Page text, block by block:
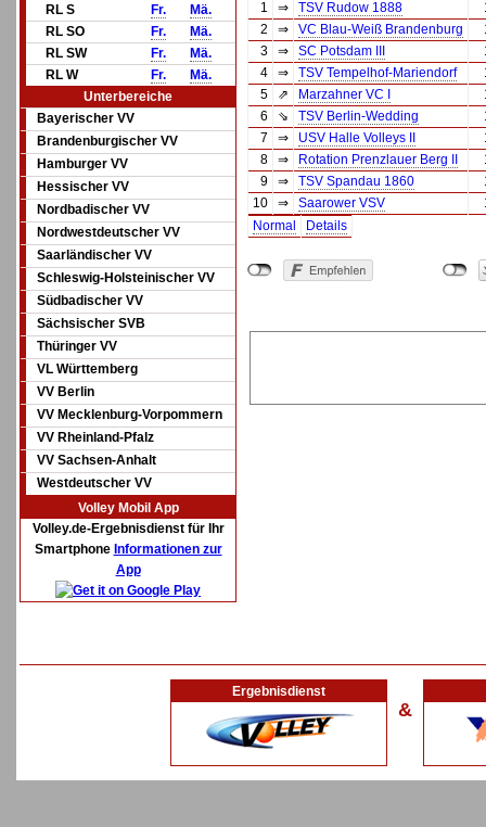
RL S
Fr.
Mä.
RL SO
Fr.
Mä.
RL SW
Fr.
Mä.
RL W
Fr.
Mä.
Unterbereiche
Bayerischer VV
Brandenburgischer VV
Hamburger VV
Hessischer VV
Nordbadischer VV
Nordwestdeutscher VV
Saarländischer VV
Schleswig-Holsteinischer VV
Südbadischer VV
Sächsischer SVB
Thüringer VV
VL Württemberg
VV Berlin
VV Mecklenburg-Vorpommern
VV Rheinland-Pfalz
VV Sachsen-Anhalt
Westdeutscher VV
Volley Mobil App
Volley.de-Ergebnisdienst für Ihr
Smartphone Informationen zur
App
1
⇒ TSV Rudow 1888
2
⇒ VC Blau-Weiß Brandenburg
3
⇒ SC Potsdam III
4
⇒ TSV Tempelhof-Mariendorf
5
⇗ Marzahner VC I
6
⇘ TSV Berlin-Wedding
7
⇒ USV Halle Volleys II
8
⇒ Rotation Prenzlauer Berg II
9
⇒ TSV Spandau 1860
10
⇒ Saarower VSV
Normal
Details
Ergebnisdienst
&